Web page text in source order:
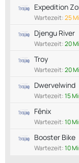
Expedition
Wartezeit:25
Djengu River
Wartezeit:20
Troy
Wartezeit:20
Dwervelwind
Wartezeit:15
Fēnix
Wartezeit:10
Booster Bike
Wartezeit:10